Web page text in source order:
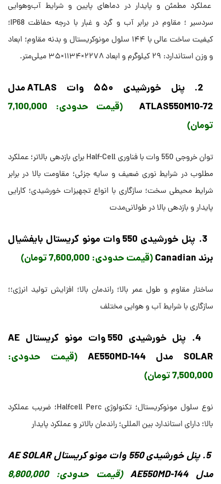
عملکرد مطمئن و پایدار در دماهای پایین و شرایط آب‌وهوایی
سردسیر ؛ مقاوم در برابر آب و گرد و غبار با درجه حفاظت IP68؛
کیفیت ساخت عالی با ۱۴۴ سلول مونوکریستال و بدنه مقاوم؛ ابعاد
و وزن استاندارد: ۲۹ کیلوگرم و ابعاد ۲۲۷۸×۱۱۳۴×۳۵ میلی‌متر.
2. پنل خورشیدی ۵۵۰ وات ATLAS مدل
ATLAS550M10-72
(قیمت حدودی: 7,100,000
تومان)
توان خروجی 550 وات با فناوری Half-Cell برای بازدهی بالاتر؛ عملکرد
مطلوب در شرایط نوری ضعیف و سایه جزئی؛ مقاومت بالا در برابر
شرایط محیطی سخت؛ سازگاری با انواع تجهیزات خورشیدی؛ کارایی
پایدار و بازدهی بالا در طولانی‌مدت
3. پنل خورشیدی 550 وات مونو کریستال بایفشیال
برند Canadian
(قیمت حدودی: 7,600,000 تومان)
ساختار مقاوم و طول عمر بالا؛ راندمان بالا؛ افزایش تولید انرژی؛؛
سازگاری با شرایط آب و هوایی مختلف
4. پنل خورشیدی 550 وات مونو کریستال AE
SOLAR مدل AE550MD-144
(قیمت حدودی:
7,500,000 تومان)
نوع سلول مونوکریستال؛ تکنولوژی Halfcell Perc؛ ضریب عملکرد
بالا؛ دارای استاندارد بین المللی؛ راندمان بالاتر و عملکرد پایدار
5. پنل خورشیدی 550 وات مونو کریستال AE SOLAR
مدل AE550MD-144
(قیمت حدودی: 8,800,000